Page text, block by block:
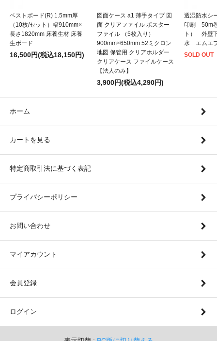
ベストボード(R) 1.5mm厚
（10枚/セット）幅910mm×
長さ1820mm 床養生材 床養
生ボード
16,500円(税込18,150円)
図面ケース a1 薄手タイプ 図
面 クリアファイル ポスター
ファイル （5枚入り）
900mm×650mm 52ミクロン
地図 保管用 クリアホルダー
クリアケース ファイルケース
【法人のみ】
3,900円(税込4,290円)
透湿防水シ
印刷 50m
ト） 外壁
水 エムエ
SOLD OUT
ホーム
カートを見る
特定商取引法に基づく表記
プライバシーポリシー
お問い合わせ
マイアカウント
会員登録
ログイン